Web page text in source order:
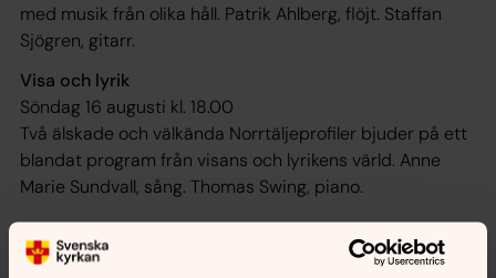
med musik från olika håll. Patrik Ahlberg, flöjt. Staffan
Sjögren, gitarr.
Visa och lyrik
Söndag 16 augusti kl. 18.00
Två älskade och välkända Norrtäljeprofiler bjuder på ett
blandat program från visans och lyrikens värld. Anne
Marie Sundvall, sång. Thomas Swing, piano.